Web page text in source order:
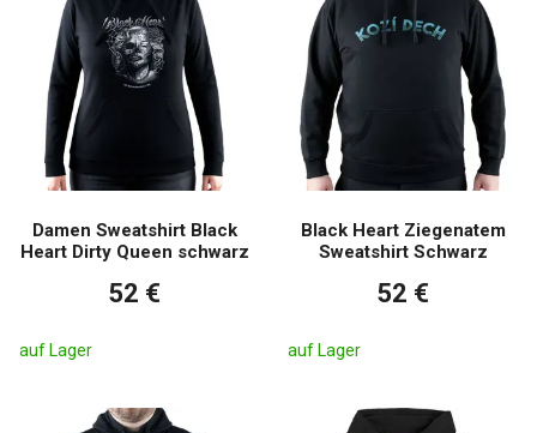
Damen Sweatshirt Black
Heart Dirty Queen schwarz
52 €
auf Lager
Black Heart Ziegenatem
Sweatshirt Schwarz
52 €
auf Lager